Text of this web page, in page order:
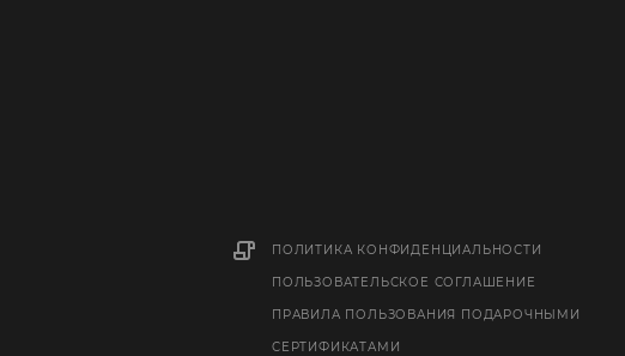
ПОЛИТИКА КОНФИДЕНЦИАЛЬНОСТИ
ПОЛЬЗОВАТЕЛЬСКОЕ СОГЛАШЕНИЕ
ПРАВИЛА ПОЛЬЗОВАНИЯ ПОДАРОЧНЫМИ
СЕРТИФИКАТАМИ